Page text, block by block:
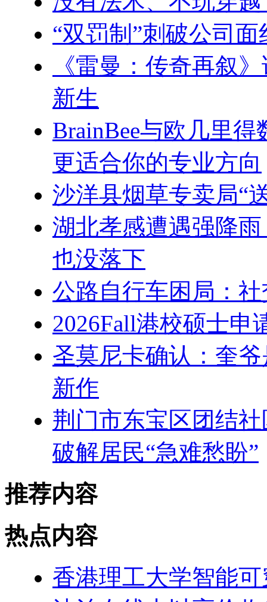
“双罚制”刺破公司
《雷曼：传奇再叙
新生
BrainBee与欧几里
更适合你的专业方向
沙洋县烟草专卖局“
湖北孝感遭遇强降
也没落下
公路自行车困局：
2026Fall港校硕士申
圣莫尼卡确认：奎
新作
荆门市东宝区团结
破解居民“急难愁盼”
推荐内容
热点内容
香港理工大学智能